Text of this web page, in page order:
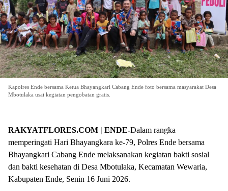
Kapolres Ende bersama Ketua Bhayangkari Cabang Ende foto bersama masyarakat Desa
Mbotulaka usai kegiatan pengobatan gratis.
RAKYATFLORES.COM | ENDE-Dalam rangka
memperingati Hari Bhayangkara ke-79, Polres Ende bersama
Bhayangkari Cabang Ende melaksanakan kegiatan bakti sosial
dan bakti kesehatan di Desa Mbotulaka, Kecamatan Wewaria,
Kabupaten Ende, Senin 16 Juni 2026.